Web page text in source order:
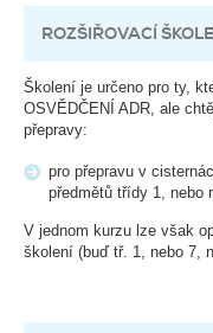
ROZŠIŘOVACÍ
Školení je určeno pro ty,
OSVĚDČENÍ ADR, ale
přepravy:
pro přepravu v
předmětů třídy 1, nebo
V jednom kurzu lze však
školení (buď tř. 1, nebo 7,